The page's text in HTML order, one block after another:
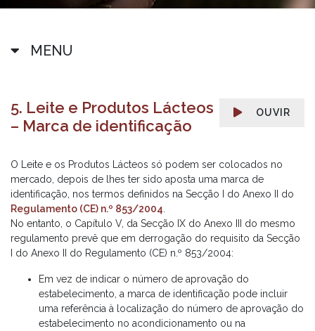
MENU
OUVIR
5. Leite e Produtos Lácteos
– Marca de identificação
O Leite e os Produtos Lácteos só podem ser colocados no
mercado, depois de lhes ter sido aposta uma marca de
identificação, nos termos definidos na Secção I do Anexo II do
Regulamento (CE) n.º 853/2004
No entanto, o Capítulo V, da Secção IX do Anexo III do mesmo
regulamento prevê que em derrogação do requisito da Secção
I do Anexo II do Regulamento (CE) n.º 853/2004:
Em vez de indicar o número de aprovação do
estabelecimento, a marca de identificação pode incluir
uma referência à localização do número de aprovação do
estabelecimento no acondicionamento ou na